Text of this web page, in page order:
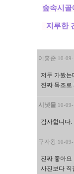
숲속시
지루한
이홍준 10-
저두 가봤
진짜 목조로
시냇물 10-
감사합니다.
구자왕 10-
진짜 좋아요
사진보다 직